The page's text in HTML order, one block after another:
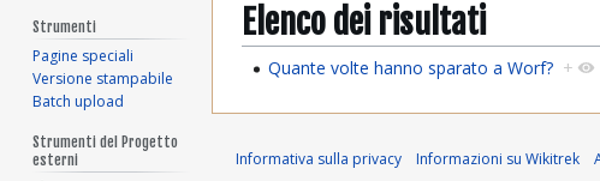
Elenco dei risultati
Quante volte hanno sparato a Worf? +
Strumenti
Pagine speciali
Versione stampabile
Batch upload
Strumenti del Progetto
esterni
Informativa sulla privacy Informazioni su Wikitrek